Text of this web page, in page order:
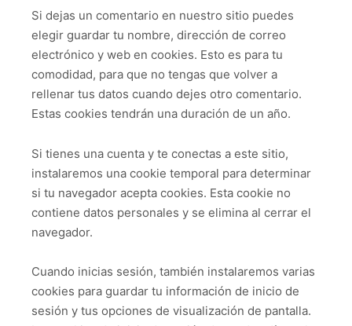
Si dejas un comentario en nuestro sitio puedes
elegir guardar tu nombre, dirección de correo
electrónico y web en cookies. Esto es para tu
comodidad, para que no tengas que volver a
rellenar tus datos cuando dejes otro comentario.
Estas cookies tendrán una duración de un año.
Si tienes una cuenta y te conectas a este sitio,
instalaremos una cookie temporal para determinar
si tu navegador acepta cookies. Esta cookie no
contiene datos personales y se elimina al cerrar el
navegador.
Cuando inicias sesión, también instalaremos varias
cookies para guardar tu información de inicio de
sesión y tus opciones de visualización de pantalla.